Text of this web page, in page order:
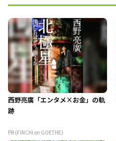
西野亮廣「エンタメ×お金」の軌
跡
PR (FINCHI on GOETHE)